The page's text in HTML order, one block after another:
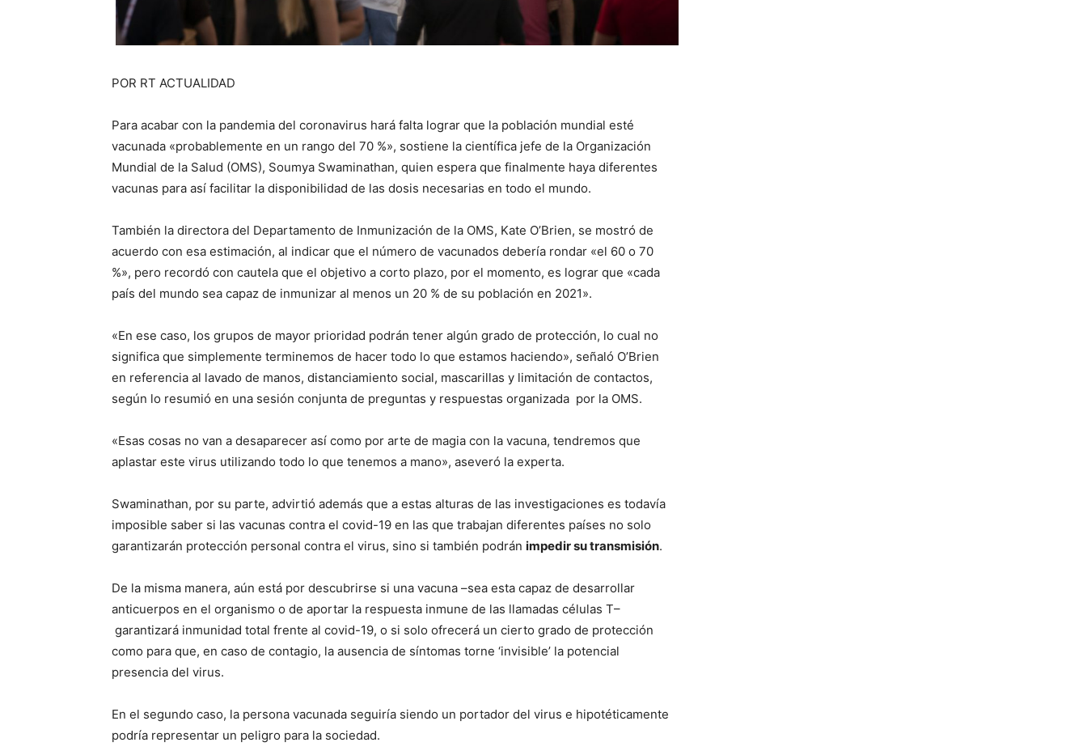
POR RT ACTUALIDAD
Para acabar con la pandemia del coronavirus hará falta lograr que la población mundial esté
vacunada «probablemente en un rango del 70 %», sostiene la científica jefe de la Organización
Mundial de la Salud (OMS), Soumya Swaminathan, quien espera que finalmente haya diferentes
vacunas para así facilitar la disponibilidad de las dosis necesarias en todo el mundo.
También la directora del Departamento de Inmunización de la OMS, Kate O’Brien, se mostró de
acuerdo con esa estimación, al indicar que el número de vacunados debería rondar «el 60 o 70
%», pero recordó con cautela que el objetivo a corto plazo, por el momento, es lograr que «cada
país del mundo sea capaz de inmunizar al menos un 20 % de su población en 2021».
«En ese caso, los grupos de mayor prioridad podrán tener algún grado de protección, lo cual no
significa que simplemente terminemos de hacer todo lo que estamos haciendo», señaló O’Brien
en referencia al lavado de manos, distanciamiento social, mascarillas y limitación de contactos,
según lo resumió en una sesión conjunta de preguntas y respuestas organizada por la OMS.
«Esas cosas no van a desaparecer así como por arte de magia con la vacuna, tendremos que
aplastar este virus utilizando todo lo que tenemos a mano», aseveró la experta.
Swaminathan, por su parte, advirtió además que a estas alturas de las investigaciones es todavía
imposible saber si las vacunas contra el covid-19 en las que trabajan diferentes países no solo
garantizarán protección personal contra el virus, sino si también podrán impedir su transmisión.
De la misma manera, aún está por descubrirse si una vacuna –sea esta capaz de desarrollar
anticuerpos en el organismo o de aportar la respuesta inmune de las llamadas células T–
garantizará inmunidad total frente al covid-19, o si solo ofrecerá un cierto grado de protección
como para que, en caso de contagio, la ausencia de síntomas torne ‘invisible’ la potencial
presencia del virus.
En el segundo caso, la persona vacunada seguiría siendo un portador del virus e hipotéticamente
podría representar un peligro para la sociedad.